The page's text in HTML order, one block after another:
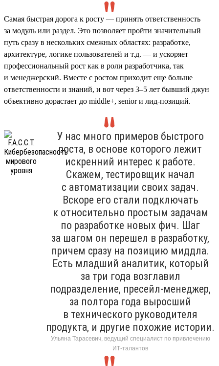
Самая быстрая дорога к росту — принять ответственность
за модуль или раздел. Это позволяет пройти значительный
путь сразу в нескольких смежных областях: разработке,
архитектуре, логике пользователей и т.д. — и ускоряет
профессиональный рост как в роли разработчика, так
и менеджерский. Вместе с ростом приходит еще больше
ответственности и знаний, и вот через 3–5 лет бывший джун
объективно дорастает до middle+, senior и лид-позиций.
У нас много примеров быстрого
роста, в основе которого лежит
искренний интерес к работе.
Скажем, тестировщик начал
с автоматизации своих задач.
Вскоре его стали подключать
к относительно простым задачам
по разработке новых фич. Шаг
за шагом он перешел в разработку,
причем сразу на позицию миддла.
Есть младший аналитик, который
за три года возглавил
подразделение, пресейл-менеджер,
за полтора года выросший
в технического руководителя
продукта, и другие похожие истории.
Ульяна Тарасевич, ведущий специалист по привлечению
ИТ-талантов